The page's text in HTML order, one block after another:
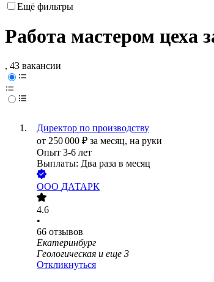
Ещё фильтры
Работа мастером цеха
, 43 вакансии
Директор по производству
от 250 000 ₽ за месяц, на руки
Опыт 3-6 лет
Выплаты: Два раза в месяц
ООО ДАТАРК
4.6
•
66 отзывов
Екатеринбург
Геологическая и еще 3
Откликнуться